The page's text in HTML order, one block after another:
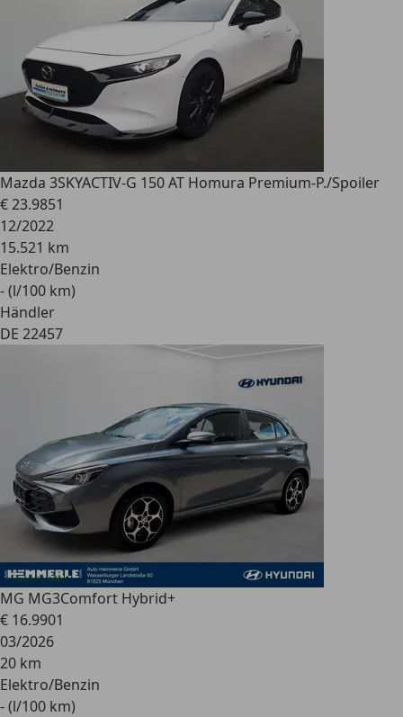
Mazda 3SKYACTIV-G 150 AT Homura Premium-P./Spoiler
€ 23.9851
12/2022
15.521 km
Elektro/Benzin
- (l/100 km)
Händler
DE 22457
MG MG3Comfort Hybrid+
€ 16.9901
03/2026
20 km
Elektro/Benzin
- (l/100 km)